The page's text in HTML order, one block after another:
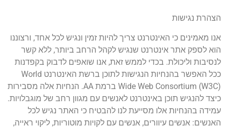
הצהרת נגישות
אנו מאמינים כי האינטרנט צריך להיות זמין ונגיש לכל אחד, ורצוננו
הוא לספק אתר אינטרנט שנגיש לקהל הרחב ביותר, ללא קשר
לנסיבות וליכולת. בכדי לממש זאת, אנו שואפים לדבוק בקפדנות
ככל האפשר בהנחיות הנגישות לתוכן ברשת האינטרנט World
Wide Web Consortium (W3C) ברמת AA. הנחיות אלה מסבירות
כיצד להנגיש תוכן באינטרנט לאנשים עם מגוון רחב של מוגבלויות.
עמידה בהנחיות אלו מסייעת לנו להבטיח כי האתר נגיש לכל
האנשים: אנשים עיוורים, אנשים עם לקויות מוטוריות, ליקוי ראייה,